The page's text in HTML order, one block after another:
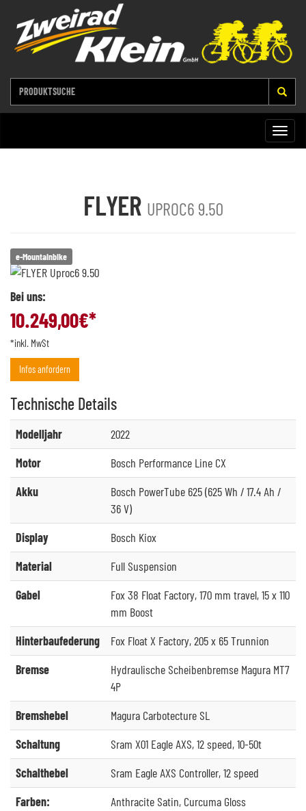
Toggle
FLYER UPROC6 9.50
e-Mountainbike
Bei uns:
10.249,00€*
*inkl. MwSt
Infos anfordern
Technische Details
Modelljahr
2022
Motor
Bosch Performance Line CX
Akku
Bosch PowerTube 625 (625 Wh / 17.4 Ah /
36 V)
Display
Bosch Kiox
Material
Full Suspension
Gabel
Fox 38 Float Factory, 170 mm travel, 15 x 110
mm Boost
Hinterbaufederung
Fox Float X Factory, 205 x 65 Trunnion
Bremse
Hydraulische Scheibenbremse Magura MT7
4P
Bremshebel
Magura Carbotecture SL
Schaltung
Sram X01 Eagle AXS, 12 speed, 10-50t
Schalthebel
Sram Eagle AXS Controller, 12 speed
Farben:
Anthracite Satin, Curcuma Gloss